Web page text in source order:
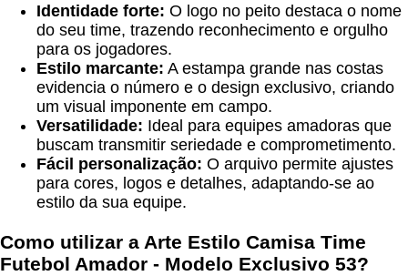
Identidade forte: O logo no peito destaca o nome
do seu time, trazendo reconhecimento e orgulho
para os jogadores.
Estilo marcante: A estampa grande nas costas
evidencia o número e o design exclusivo, criando
um visual imponente em campo.
Versatilidade: Ideal para equipes amadoras que
buscam transmitir seriedade e comprometimento.
Fácil personalização: O arquivo permite ajustes
para cores, logos e detalhes, adaptando-se ao
estilo da sua equipe.
Como utilizar a Arte Estilo Camisa Time
Futebol Amador - Modelo Exclusivo 53?